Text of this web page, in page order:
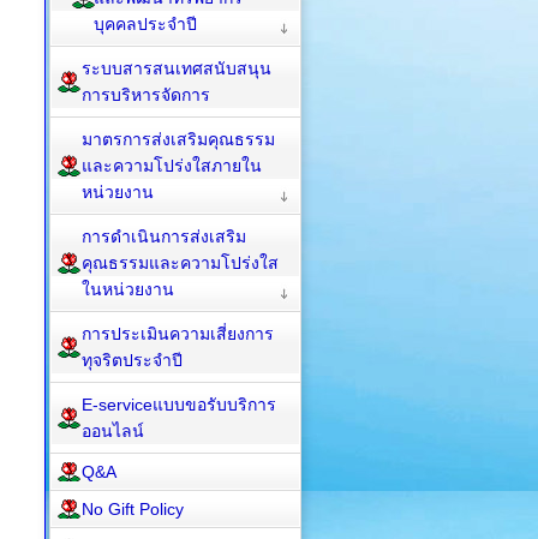
บุคคลประจำปี
ระบบสารสนเทศสนับสนุน
การบริหารจัดการ
มาตรการส่งเสริมคุณธรรม
และความโปร่งใสภายใน
หน่วยงาน
การดำเนินการส่งเสริม
คุณธรรมและความโปร่งใส
ในหน่วยงาน
การประเมินความเสี่ยงการ
ทุจริตประจำปี
E-serviceแบบขอรับบริการ
ออนไลน์
Q&A
No Gift Policy